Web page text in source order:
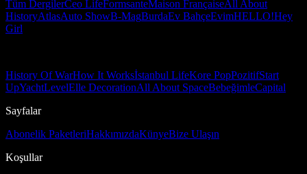
Tüm DergilerCeo LifeFormsanteMaison FrançaiseAll About
HistoryAtlasAuto ShowB-MagBurdaEv BahçeEvimHELLO!Hey
Girl
History Of WarHow It Worksİstanbul LifeKore PopPozitifStart
UpYachtLevelElle DecorationAll About SpaceBebeğimleCapital
Sayfalar
Abonelik PaketleriHakkımızdaKünyeBize Ulaşın
Koşullar